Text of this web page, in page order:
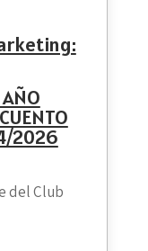
2026
del Club